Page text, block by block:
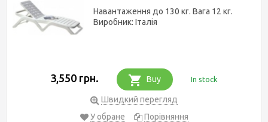
Навантаження до 130 кг. Вага 12 кг.
Виробник: Італія
3,550 грн. Buy In stock
Швидкий перегляд
У обране
Порівняння